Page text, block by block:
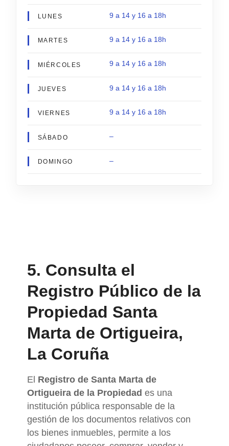
LUNES 9 a 14 y 16 a 18h
MARTES 9 a 14 y 16 a 18h
MIÉRCOLES 9 a 14 y 16 a 18h
JUEVES 9 a 14 y 16 a 18h
VIERNES 9 a 14 y 16 a 18h
SÁBADO –
DOMINGO –
5. Consulta el
Registro Público de la
Propiedad Santa
Marta de Ortigueira,
La Coruña
El Registro de Santa Marta de
Ortigueira de la Propiedad es una
institución pública responsable de la
gestión de los documentos relativos con
los bienes inmuebles, permite a los